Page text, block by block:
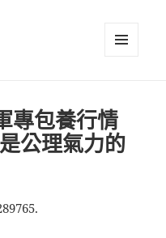
專包養行情
公理氣力的